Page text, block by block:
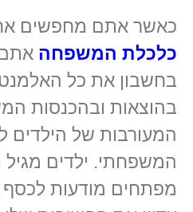
כאשר אתם מחפשים
כלכלת המשפחה
בחשבון את כל
בהוצאות ובהכנסות
המעורבות של הילדים
המשפחתי. ילדים מגיל
מפתחים מודעות לכסף